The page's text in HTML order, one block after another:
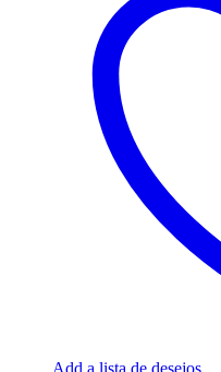
Add a lista de desejos